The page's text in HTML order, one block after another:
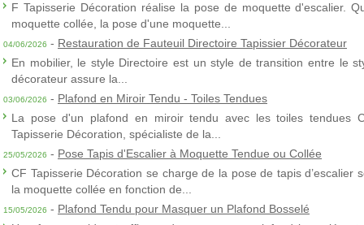
F Tapisserie Décoration réalise la pose de moquette d'escalier.
moquette collée, la pose d'une moquette...
04/06/2026 - Restauration de Fauteuil Directoire Tapissier Décorateur
En mobilier, le style Directoire est un style de transition entre le
décorateur assure la...
03/06/2026 - Plafond en Miroir Tendu - Toiles Tendues
La pose d'un plafond en miroir tendu avec les toiles tendues
Tapisserie Décoration, spécialiste de la...
25/05/2026 - Pose Tapis d'Escalier à Moquette Tendue ou Collée
CF Tapisserie Décoration se charge de la pose de tapis
la moquette collée en fonction de...
15/05/2026 - Plafond Tendu pour Masquer un Plafond Bosselé